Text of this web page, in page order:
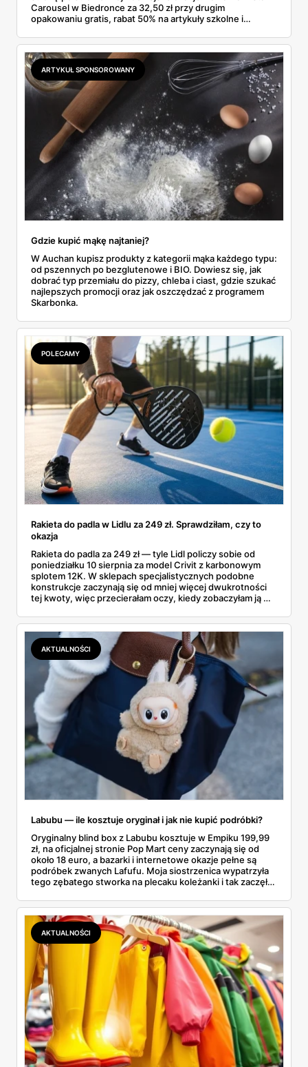
Carousel w Biedronce za 32,50 zł przy drugim
opakowaniu gratis, rabat 50% na artykuły szkolne i
2,99 zł za kilogram, ale wyłącznie w sobotę z aplikacją. Aldi
odpowiada masłem za 2,99 zł. Werdykt w skrócie:
najwięcej wyciśniesz z Biedronki, po świeże warzywa jedź
do Aldi.
ARTYKUŁ SPONSOROWANY
Gdzie kupić mąkę najtaniej?
W Auchan kupisz produkty z kategorii mąka każdego typu:
od pszennych po bezglutenowe i BIO. Dowiesz się, jak
dobrać typ przemiału do pizzy, chleba i ciast, gdzie szukać
najlepszych promocji oraz jak oszczędzać z programem
Skarbonka.
POLECAMY
Rakieta do padla w Lidlu za 249 zł. Sprawdziłam, czy to
okazja
Rakieta do padla za 249 zł — tyle Lidl policzy sobie od
poniedziałku 10 sierpnia za model Crivit z karbonowym
splotem 12K. W sklepach specjalistycznych podobne
konstrukcje zaczynają się od mniej więcej dwukrotności
tej kwoty, więc przecierałam oczy, kiedy zobaczyłam ją w
najszybciej rosnący sport w Polsce: kortów przybywa
lawinowo, a chętnych jeszcze szybciej. Sprawdziłam, co
dokładnie dostajemy za te pieniądze i komu taka rakieta
faktycznie wystarczy.
AKTUALNOŚCI
Labubu — ile kosztuje oryginał i jak nie kupić podróbki?
Oryginalny blind box z Labubu kosztuje w Empiku 199,99
zł, na oficjalnej stronie Pop Mart ceny zaczynają się od
około 18 euro, a bazarki i internetowe okazje pełne są
podróbek zwanych Lafufu. Moja siostrzenica wypatrzyła
tego zębatego stworka na plecaku koleżanki i tak zaczęło
kosztuje i po czym poznać, że sprzedawca nie wciska nam
podróbki. Spisałam wszystko, czego się dowiedziałam —
łącznie z jedną wpadką, o której za chwilę.
AKTUALNOŚCI